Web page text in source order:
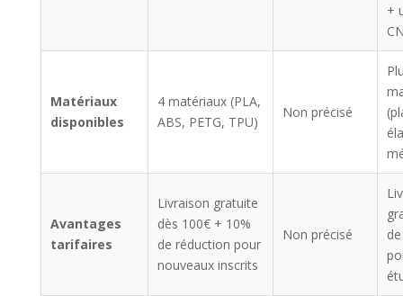
+
Matériaux
disponibles
4 matériaux (PLA,
ABS, PETG, TPU)
Non précisé
Avantages
tarifaires
Livraison gratuite
dès 100€ + 10%
de réduction pour
nouveaux inscrits
Non précisé